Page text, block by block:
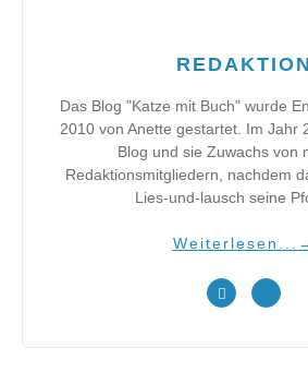
REDAKTION
Das Blog "Katze mit Buch" wurde
2010 von Anette gestartet. Im Jahr
Blog und sie Zuwachs von
Redaktionsmitgliedern, nachdem
Lies-und-lausch seine
Weiterlesen...